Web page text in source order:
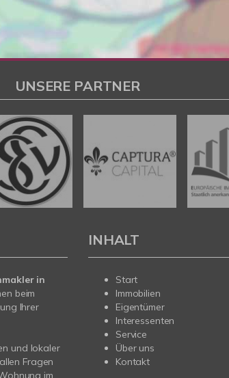
UNSERE PARTNER
in
beim
Ihrer
und lokaler
Fragen
im
INHALT
Start
Immobilien
Eigentümer
Interessenten
Service
Über uns
Kontakt